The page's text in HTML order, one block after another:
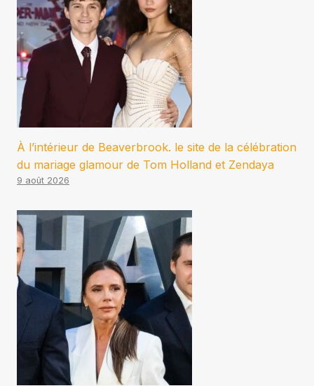
À l’intérieur de Beaverbrook. le site de la célébration
du mariage glamour de Tom Holland et Zendaya
9 août 2026